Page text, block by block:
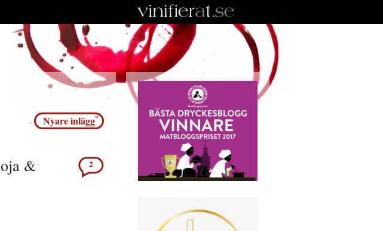
Nyare inlägg
&
2